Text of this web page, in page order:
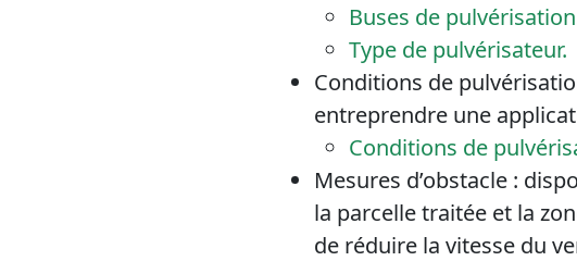
Buses de
Type de pulvérisateur.
Conditions de
entreprendre une
Conditions de
Mesures d’obstacle :
la parcelle traitée et la
de réduire la vitesse du